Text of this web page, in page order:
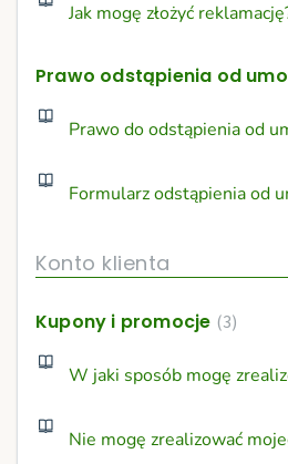
Jak mogę złożyć
Prawo odstąpienia od
Prawo do odstąpienia od
Formularz odstąpienia od
Konto klienta
Kupony i promocje 3
W jaki sposób mogę
Nie mogę zrealizować